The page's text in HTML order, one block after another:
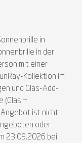
in
in der
mit einer
Kollektion im
und Glas-Add-
(Glas +
ist nicht
oder
23.09.2026 bei